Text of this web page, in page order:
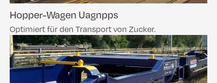
Hopper-Wagen Uagnpps
Optimiert für den Transport von Zucker.